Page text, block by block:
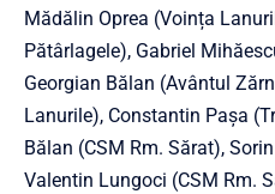
Mădălin Oprea (Voința
Pătârlagele), Gabriel
Georgian Bălan (Avântul
Lanurile), Constantin Pașa
Bălan (CSM Rm. Sărat),
Valentin Lungoci (CSM Rm.